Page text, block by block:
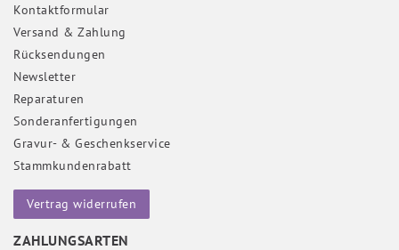
Kontaktformular
Versand & Zahlung
Rücksendungen
Newsletter
Reparaturen
Sonderanfertigungen
Gravur- & Geschenkservice
Stammkundenrabatt
Vertrag widerrufen
ZAHLUNGSARTEN